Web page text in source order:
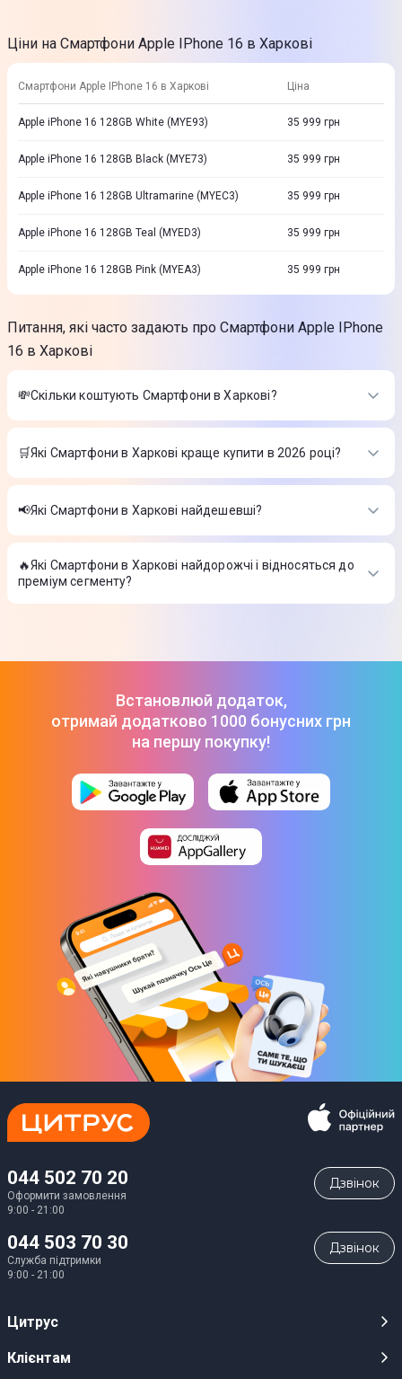
Ціни на Смартфони Apple IPhone 16 в Харкові
Смартфони Apple IPhone 16 в Харкові Ціна
Apple iPhone 16 128GB White (MYE93) 35 999 грн
Apple iPhone 16 128GB Black (MYE73) 35 999 грн
Apple iPhone 16 128GB Ultramarine (MYEC3) 35 999 грн
Apple iPhone 16 128GB Teal (MYED3) 35 999 грн
Apple iPhone 16 128GB Pink (MYEA3) 35 999 грн
Питання, які часто задають про Смартфони Apple IPhone
16 в Харкові
💸Скільки коштують Смартфони в Харкові?
Вартість товарів в категорії Смартфони в Харкові в інтернет-
магазині Цитрус
Смартфон Samsung Galaxy S26 Ultra S948B 12/256GB
Cobalt Violet (SM-S948BZVDEUC)
64 999 ₴
Apple iPhone 17 Pro Max 256GB Deep Blue (MFYP4)
₴
🛒Які Смартфони в Харкові краще купити в 2026 році?
Найкращі Смартфони в Харкові в 2026 році на думку
інтернет-магазину Цитрус
Смартфон Samsung Galaxy S26 Ultra S948B 12/256GB
Cobalt Violet (SM-S948BZVDEUC)-64 999 ₴
Apple iPhone 17 Pro Max 256GB Deep Blue (MFYP4)
66 999
📢Які Смартфони в Харкові найдешевші?
На сьогодні найдешевші Смартфони в Харкові
Apple iPhone 17 Pro Max 256GB Silver (MFYM4)- 66 999 ₴
Смартфон Samsung Galaxy S26 Ultra S948B 12/256GB
Cobalt Violet (SM-S948BZVDEUC)-64 999 ₴
🔥Які Смартфони в Харкові найдорожчі і відносяться до
преміум сегменту?
Apple iPhone 17 Pro Max 256GB Deep Blue (MFYP4)
Встановлюй додаток,
отримай додатково 1000 бонусних грн
на першу покупку!
044 502 70 20
Оформити замовлення
9:00 - 21:00
Дзвiнок
044 503 70 30
Служба підтримки
9:00 - 21:00
Дзвiнок
Цитрус
Кар’єра
Клієнтам